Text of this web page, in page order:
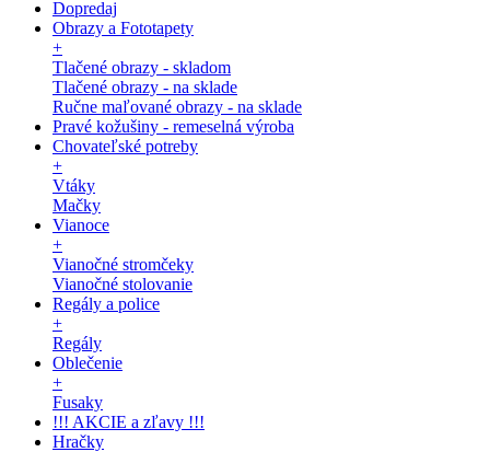
Dopredaj
Obrazy a Fototapety
+
Tlačené obrazy - skladom
Tlačené obrazy - na sklade
Ručne maľované obrazy - na sklade
Pravé kožušiny - remeselná výroba
Chovateľské potreby
+
Vtáky
Mačky
Vianoce
+
Vianočné stromčeky
Vianočné stolovanie
Regály a police
+
Regály
Oblečenie
+
Fusaky
!!! AKCIE a zľavy !!!
Hračky